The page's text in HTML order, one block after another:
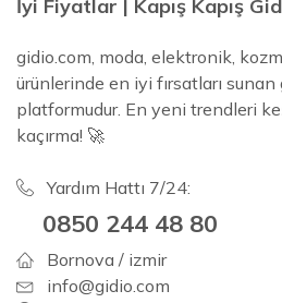
İyi Fiyatlar | Kapış Kapış
gidio.com, moda, elektronik,
ürünlerinde en iyi fırsatları sunan
platformudur. En yeni trendleri
kaçırma! 🚀
Yardım Hattı 7/24:
0850 244 48 80
Bornova / izmir
info@gidio.com